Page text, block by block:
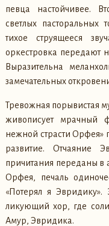
певца настойчивее.
светлых пасторальных
тихое струящееся
оркестровка передают
Выразительна
замечательных
Тревожная порывистая
живописует мрачный
нежной страсти Орфея»
развитие. Отчаяние
причитания переданы в
Орфея, печаль
«Потерял я
ликующий хор, где
Амур, Эвридика.